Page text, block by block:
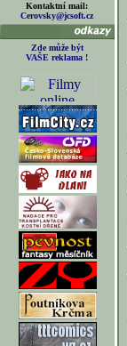
Kontaktní mail:
Cerovsky@jcsoft.cz
Zde může být
VAŠE reklama !